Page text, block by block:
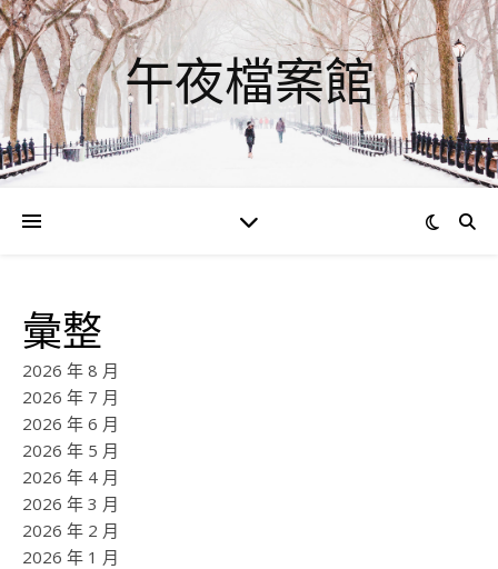
午夜檔案館
彙整
2026 年 8 月
2026 年 7 月
2026 年 6 月
2026 年 5 月
2026 年 4 月
2026 年 3 月
2026 年 2 月
2026 年 1 月